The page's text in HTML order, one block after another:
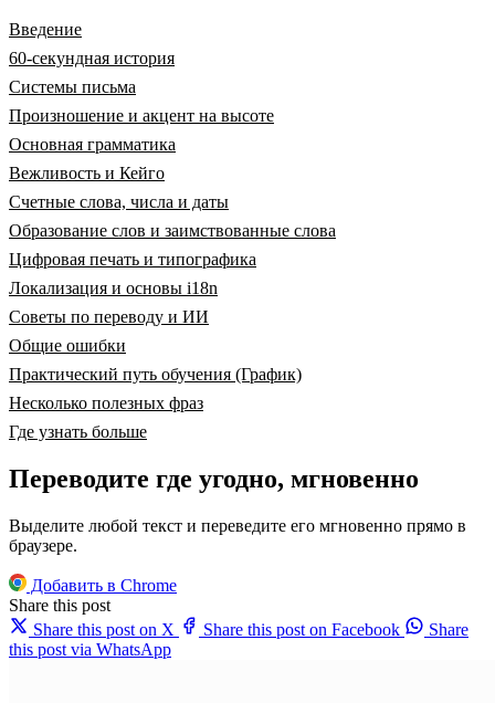
Введение
60-секундная история
Системы письма
Произношение и акцент на высоте
Основная грамматика
Вежливость и Кейго
Счетные слова, числа и даты
Образование слов и заимствованные слова
Цифровая печать и типографика
Локализация и основы i18n
Советы по переводу и ИИ
Общие ошибки
Практический путь обучения (График)
Несколько полезных фраз
Где узнать больше
Переводите где угодно, мгновенно
Выделите любой текст и переведите его мгновенно прямо в
браузере.
Добавить в Chrome
Share this post
Share this post on X
Share this post on Facebook
Share
this post via WhatsApp